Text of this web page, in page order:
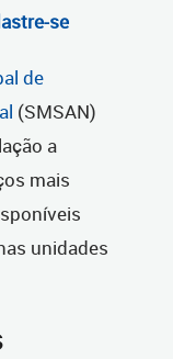
se
de
(SMSAN)
a
mais
unidades